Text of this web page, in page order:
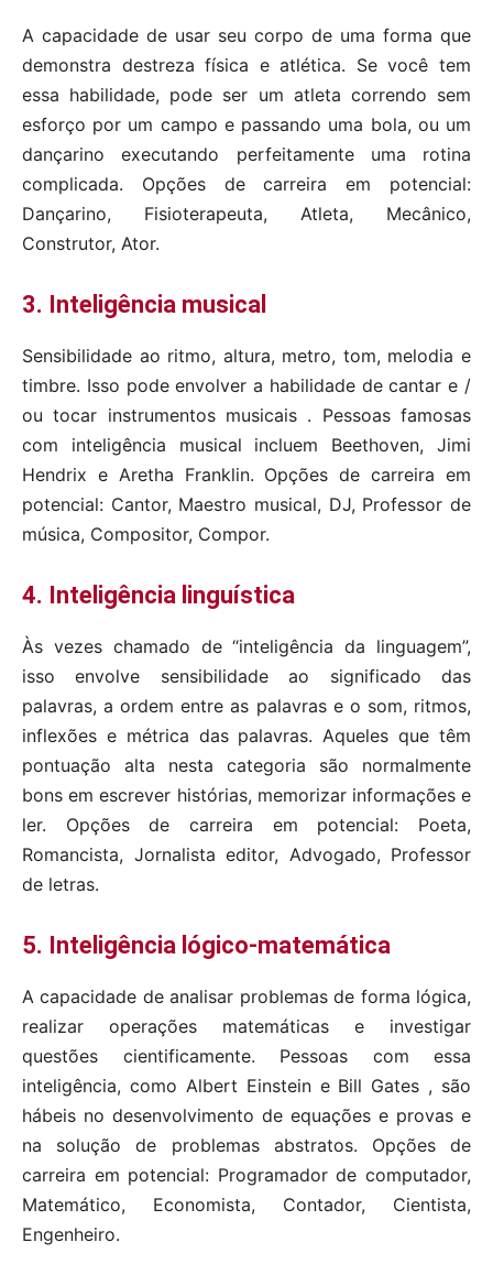
A capacidade de usar seu corpo de uma forma que
demonstra destreza física e atlética. Se você tem
essa habilidade, pode ser um atleta correndo sem
esforço por um campo e passando uma bola, ou um
dançarino executando perfeitamente uma rotina
complicada. Opções de carreira em potencial:
Dançarino, Fisioterapeuta, Atleta, Mecânico,
Construtor, Ator.
3. Inteligência musical
Sensibilidade ao ritmo, altura, metro, tom, melodia e
timbre. Isso pode envolver a habilidade de cantar e /
ou tocar instrumentos musicais . Pessoas famosas
com inteligência musical incluem Beethoven, Jimi
Hendrix e Aretha Franklin. Opções de carreira em
potencial: Cantor, Maestro musical, DJ, Professor de
música, Compositor, Compor.
4. Inteligência linguística
Às vezes chamado de “inteligência da linguagem”,
isso envolve sensibilidade ao significado das
palavras, a ordem entre as palavras e o som, ritmos,
inflexões e métrica das palavras. Aqueles que têm
pontuação alta nesta categoria são normalmente
bons em escrever histórias, memorizar informações e
ler. Opções de carreira em potencial: Poeta,
Romancista, Jornalista editor, Advogado, Professor
de letras.
5. Inteligência lógico-matemática
A capacidade de analisar problemas de forma lógica,
realizar operações matemáticas e investigar
questões cientificamente. Pessoas com essa
inteligência, como Albert Einstein e Bill Gates , são
hábeis no desenvolvimento de equações e provas e
na solução de problemas abstratos. Opções de
carreira em potencial: Programador de computador,
Matemático, Economista, Contador, Cientista,
Engenheiro.